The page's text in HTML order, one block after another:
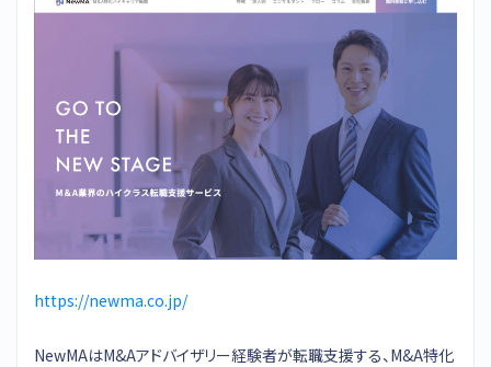
https://newma.co.jp/
NewMAはM&Aアドバイザリー経験者が転職支援する、M&A特化